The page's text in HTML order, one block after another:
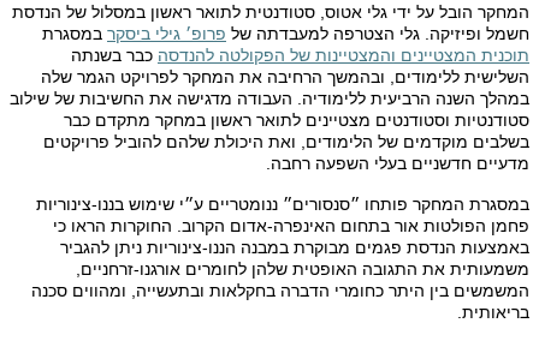
המחקר הובל על ידי גלי אטוס, סטודנטית לתואר ראשון במסלול של הנדסת
חשמל ופיזיקה. גלי הצטרפה למעבדתה של פרופ׳ גילי ביסקר במסגרת
תוכנית המצטיינים והמצטיינות של הפקולטה להנדסה כבר בשנתה
השלישית ללימודים, ובהמשך הרחיבה את המחקר לפרויקט הגמר שלה
במהלך השנה הרביעית ללימודיה. העבודה מדגישה את החשיבות של שילוב
סטודנטיות וסטודנטים מצטיינים לתואר ראשון במחקר מתקדם כבר
בשלבים מוקדמים של הלימודים, ואת היכולת שלהם להוביל פרויקטים
מדעיים חדשניים בעלי השפעה רחבה
במסגרת המחקר פותחו ״סנסורים״ ננומטריים ע״י שימוש בננו-צינוריות
פחמן הפולטות אור בתחום האינפרה-אדום הקרוב. החוקרות הראו כי
באמצעות הנדסת פגמים מבוקרת במבנה הננו-צינוריות ניתן להגביר
משמעותית את התגובה האופטית שלהן לחומרים אורגנו-זרחניים,
המשמשים בין היתר כחומרי הדברה בחקלאות ובתעשייה, ומהווים סכנה
בריאותית.